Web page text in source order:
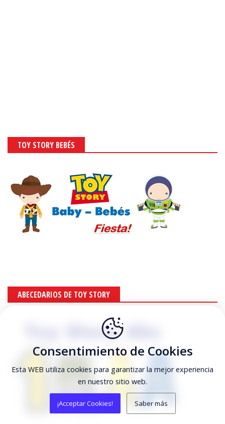
TOY STORY BEBÉS
ABECEDARIOS DE TOY STORY
Consentimiento de Cookies
Esta WEB utiliza cookies para garantizar la mejor experiencia
en nuestro sitio web.
¡Acceptar Cookies! Saber más